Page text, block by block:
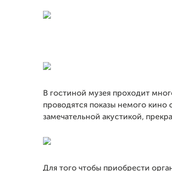
В гостиной музея проходит
проводятся показы немого
замечательной акустикой,
Для того чтобы приобрести